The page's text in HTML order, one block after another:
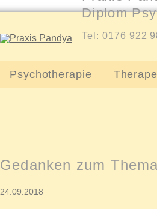
Diplom
Tel: 0176 922
Psychotherapie
Gedanken zum
24.09.2018